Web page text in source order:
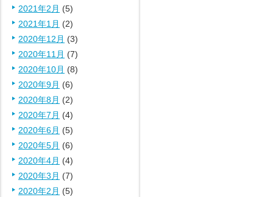
2021年2月 (5)
2021年1月 (2)
2020年12月 (3)
2020年11月 (7)
2020年10月 (8)
2020年9月 (6)
2020年8月 (2)
2020年7月 (4)
2020年6月 (5)
2020年5月 (6)
2020年4月 (4)
2020年3月 (7)
2020年2月 (5)